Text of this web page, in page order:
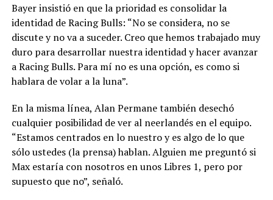
Bayer insistió en que la prioridad es consolidar la
identidad de Racing Bulls: “No se considera, no se
discute y no va a suceder. Creo que hemos trabajado muy
duro para desarrollar nuestra identidad y hacer avanzar
a Racing Bulls. Para mí no es una opción, es como si
hablara de volar a la luna”.
En la misma línea, Alan Permane también desechó
cualquier posibilidad de ver al neerlandés en el equipo.
“Estamos centrados en lo nuestro y es algo de lo que
sólo ustedes (la prensa) hablan. Alguien me preguntó si
Max estaría con nosotros en unos Libres 1, pero por
supuesto que no”, señaló.